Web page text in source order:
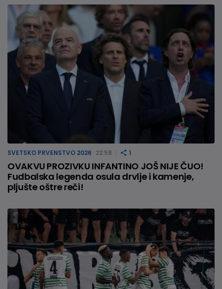
SVETSKO PRVENSTVO 2026 22:58 1
OVAKVU PROZIVKU INFANTINO JOŠ NIJE ČUO!
Fudbalska legenda osula drvlje i kamenje,
pljušte oštre reči!